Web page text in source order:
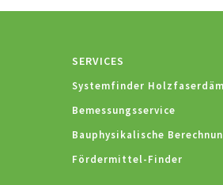
SERVICES
Systemfinder
Bemessungsservice
Bauphysikalische
Fördermittel-Finder